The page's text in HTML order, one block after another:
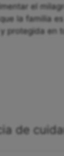
el
la familia
protegida en
de